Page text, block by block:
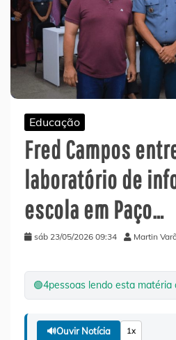
Educação
Fred Campos
laboratório de
escola em Paço…
sáb 23/05/2026 09:34 Martin
🟢4pessoas lendo esta matéria
🔊Ouvir Notícia 1x